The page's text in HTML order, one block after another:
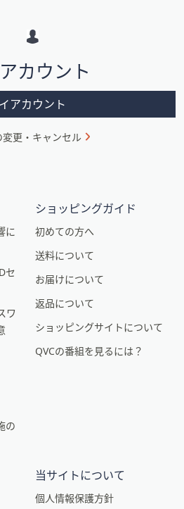
カウント
アカウント
変更・キャンセル
に
セ
ワ
の
ショッピングガイド
初めての方へ
送料について
お届けについて
返品について
ショッピングサイトについて
QVCの番組を見るには？
当サイトについて
個人情報保護方針